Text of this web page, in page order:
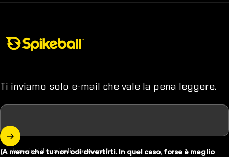
Ti inviamo solo e-mail che vale la pena leggere.
Inserisci il tuo indirizzo e-mail
(A meno che tu non odi divertirti. In quel caso, forse è meglio